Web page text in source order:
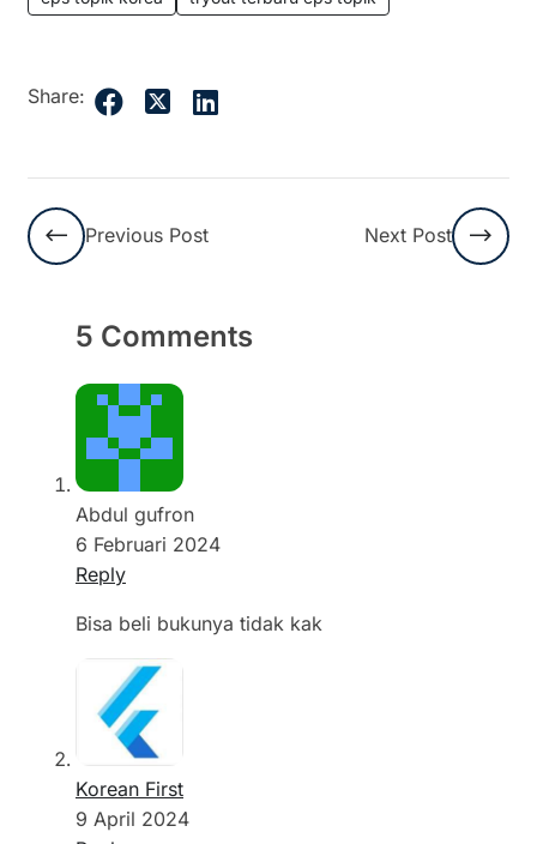
Share:
Previous Post Next Post
5 Comments
Abdul gufron
6 Februari 2024
Reply
Bisa beli bukunya tidak kak
Korean First
9 April 2024